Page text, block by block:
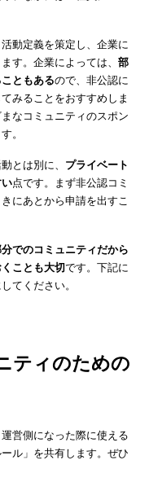
動定義を策定し、企業に
す。企業によっては、 部
ともあるので、非公認に
みることをおすすめしま
なコミュニティのスポン
。
とは別に、 プライベート
点です。まず非公認コミ
にあとから申請を出すこ
でのコミュニティだから
ことも大切です。下記に
てください。
ティのための
営側になった際に使える
ル」を共有します。ぜひ